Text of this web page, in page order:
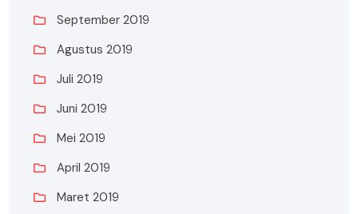
September 2019
Agustus 2019
Juli 2019
Juni 2019
Mei 2019
April 2019
Maret 2019